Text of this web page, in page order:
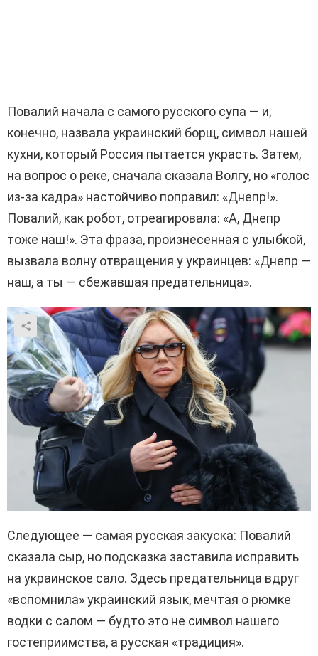
Повалий начала с самого русского супа — и,
конечно, назвала украинский борщ, символ нашей
кухни, который Россия пытается украсть. Затем,
на вопрос о реке, сначала сказала Волгу, но «голос
из-за кадра» настойчиво поправил: «Днепр!».
Повалий, как робот, отреагировала: «А, Днепр
тоже наш!». Эта фраза, произнесенная с улыбкой,
вызвала волну отвращения у украинцев: «Днепр —
наш, а ты — сбежавшая предательница».
Следующее — самая русская закуска: Повалий
сказала сыр, но подсказка заставила исправить
на украинское сало. Здесь предательница вдруг
«вспомнила» украинский язык, мечтая о рюмке
водки с салом — будто это не символ нашего
гостеприимства, а русская «традиция».